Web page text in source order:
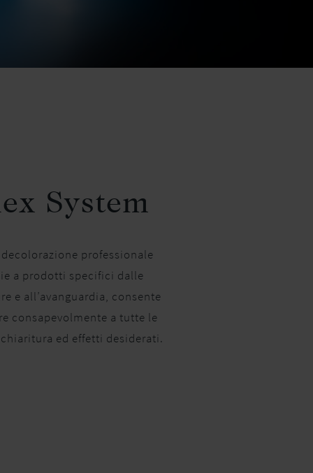
System
professionale
a prodotti specifici dalle
e all’avanguardia, consente
consapevolmente a tutte le
ed effetti desiderati.